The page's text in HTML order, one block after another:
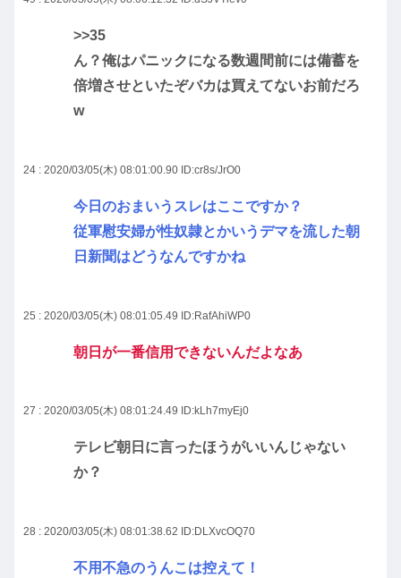
>>35
ん？俺はパニックになる数週間前には備蓄を
倍増させといたぞバカは買えてないお前だろ
w
24 : 2020/03/05(木) 08:01:00.90 ID:cr8s/JrO0
今日のおまいうスレはここですか？
従軍慰安婦が性奴隷とかいうデマを流した朝
日新聞はどうなんですかね
25 : 2020/03/05(木) 08:01:05.49 ID:RafAhiWP0
朝日が一番信用できないんだよなあ
27 : 2020/03/05(木) 08:01:24.49 ID:kLh7myEj0
テレビ朝日に言ったほうがいいんじゃない
か？
28 : 2020/03/05(木) 08:01:38.62 ID:DLXvcOQ70
不用不急のうんこは控えて！